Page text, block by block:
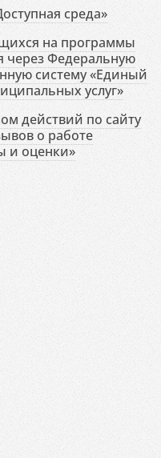
среда»
на программы
через Федеральную
систему «Единый
услуг»
действий по сайту
о работе
и оценки»